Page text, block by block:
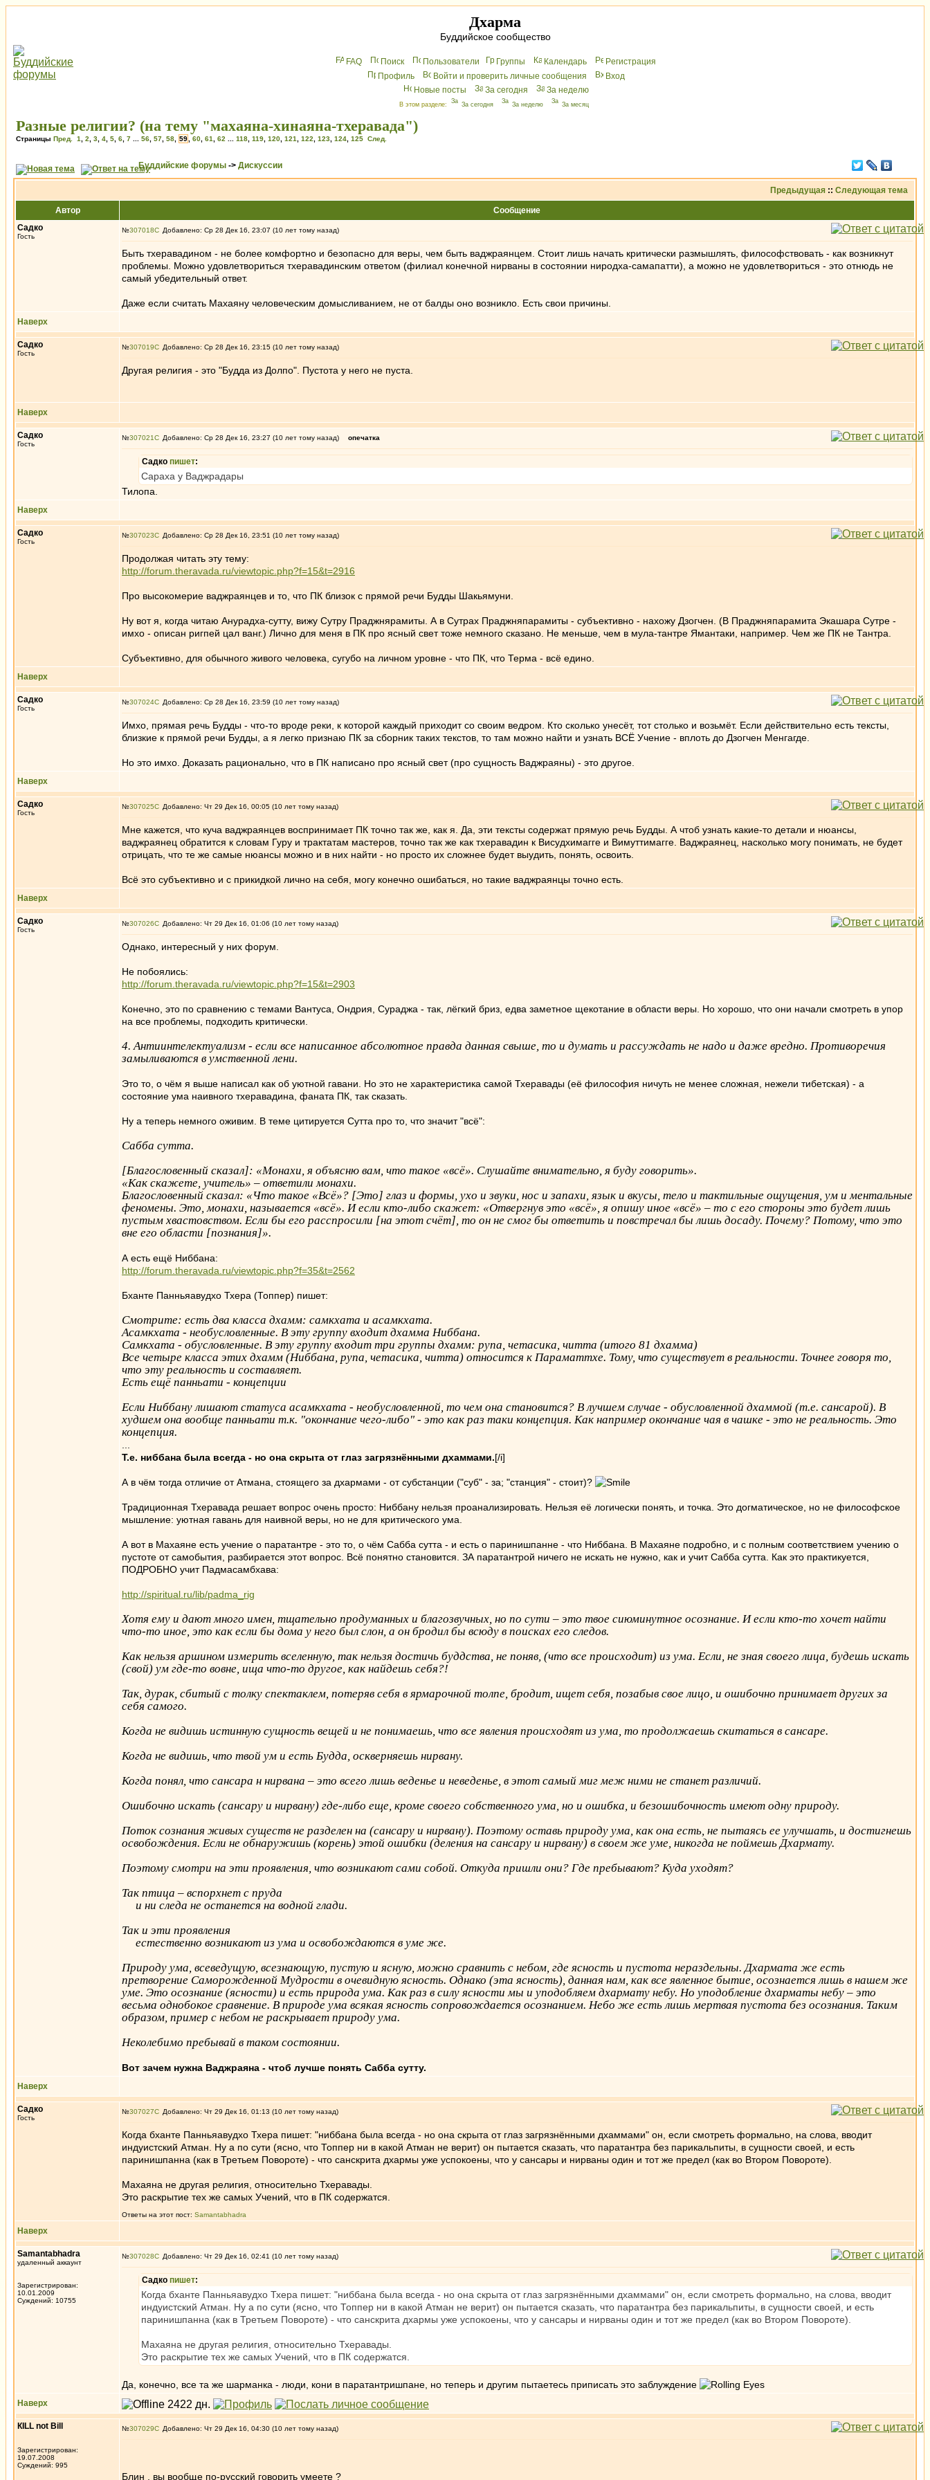
Дхарма
Буддийское сообщество
FAQ Поиск Пользователи Группы Календарь
Peгиcтрaция
Профиль
Войти и проверить личные сообщения
Вхoд
Новые посты
За сегодня За неделю
В этом разделе: За сегодня За неделю За месяц
Разные религии? (на тему "махаяна-хинаяна-тхеравада")
Страницы Пред. 1 2 3 4 5 6 7 56 57 58 59 60 61 62 118 119 120 121 122 123 124 125 След.
Буддийские форумы -> Дискуссии
Предыдущая :: Следующая тема
Автор
Сообщение
Садко
Гость
№307018 Добавлено: Ср 28 Дек 16, 23:07 (10 лет тому назад)
Быть тхеравадином - не более комфортно и безопасно для веры, чем быть ваджраянцем. Стоит лишь начать критически размышлять, философствовать - как возникнут
проблемы. Можно удовлетвориться тхеравадинским ответом (филиал конечной нирваны в состоянии ниродха-самапатти), а можно не удовлетвориться - это отнюдь не
самый убедительный ответ.
Даже если считать Махаяну человеческим домысливанием, не от балды оно возникло. Есть свои причины.
Наверх
Садко
Гость
№307019 Добавлено: Ср 28 Дек 16, 23:15 (10 лет тому назад)
Другая религия - это "Будда из Долпо". Пустота у него не пуста.
Наверх
Садко
Гость
№307021 Добавлено: Ср 28 Дек 16, 23:27 (10 лет тому назад) опечатка
Садко пишет:
Сараха у Ваджрадары
Тилопа.
Наверх
Садко
Гость
№307023 Добавлено: Ср 28 Дек 16, 23:51 (10 лет тому назад)
Продолжая читать эту тему:
http://forum.theravada.ru/viewtopic.php?f=15&t=2916
Про высокомерие ваджраянцев и то, что ПК близок с прямой речи Будды Шакьямуни.
Ну вот я, когда читаю Анурадха-сутту, вижу Сутру Праджнярамиты. А в Сутрах Праджняпарамиты - субъективно - нахожу Дзогчен. (В Праджняпарамита Экашара Сутре -
имхо - описан ригпей цал ванг.) Лично для меня в ПК про ясный свет тоже немного сказано. Не меньше, чем в мула-тантре Ямантаки, например. Чем же ПК не Тантра.
Субъективно, для обычного живого человека, сугубо на личном уровне - что ПК, что Терма - всё едино.
Наверх
Садко
Гость
№307024 Добавлено: Ср 28 Дек 16, 23:59 (10 лет тому назад)
Имхо, прямая речь Будды - что-то вроде реки, к которой каждый приходит со своим ведром. Кто сколько унесёт, тот столько и возьмёт. Если действительно есть тексты,
близкие к прямой речи Будды, а я легко признаю ПК за сборник таких текстов, то там можно найти и узнать ВСЁ Учение - вплоть до Дзогчен Менгагде.
Но это имхо. Доказать рационально, что в ПК написано про ясный свет (про сущность Ваджраяны) - это другое.
Наверх
Садко
Гость
№307025 Добавлено: Чт 29 Дек 16, 00:05 (10 лет тому назад)
Мне кажется, что куча ваджраянцев воспринимает ПК точно так же, как я. Да, эти тексты содержат прямую речь Будды. А чтоб узнать какие-то детали и нюансы,
ваджраянец обратится к словам Гуру и трактатам мастеров, точно так же как тхеравадин к Висудхимагге и Вимуттимагге. Ваджраянец, насколько могу понимать, не будет
отрицать, что те же самые нюансы можно и в них найти - но просто их сложнее будет выудить, понять, освоить.
Всё это субъективно и с прикидкой лично на себя, могу конечно ошибаться, но такие ваджраянцы точно есть.
Наверх
Садко
Гость
№307026 Добавлено: Чт 29 Дек 16, 01:06 (10 лет тому назад)
Однако, интересный у них форум.
Не побоялись:
http://forum.theravada.ru/viewtopic.php?f=15&t=2903
Конечно, это по сравнению с темами Вантуса, Ондрия, Сураджа - так, лёгкий бриз, едва заметное щекотание в области веры. Но хорошо, что они начали смотреть в упор
на все проблемы, подходить критически.
4. Антиинтелектуализм - если все написанное абсолютное правда данная свыше, то и думать и рассуждать не надо и даже вредно. Противоречия
замыливаются в умственной лени.
Это то, о чём я выше написал как об уютной гавани. Но это не характеристика самой Тхеравады (её философия ничуть не менее сложная, нежели тибетская) - а
состояние ума наивного тхеравадина, фаната ПК, так сказать.
Ну а теперь немного оживим. В теме цитируется Сутта про то, что значит "всё":
Сабба сутта.
[Благословенный сказал]: «Монахи, я объясню вам, что такое «всё». Слушайте внимательно, я буду говорить».
«Как скажете, учитель» – ответили монахи.
Благословенный сказал: «Что такое «Всё»? [Это] глаз и формы, ухо и звуки, нос и запахи, язык и вкусы, тело и тактильные ощущения, ум и ментальные
феномены. Это, монахи, называется «всё». И если кто-либо скажет: «Отвергнув это «всё», я опишу иное «всё» – то с его стороны это будет лишь
пустым хвастовством. Если бы его расспросили [на этот счёт], то он не смог бы ответить и повстречал бы лишь досаду. Почему? Потому, что это
вне его области [познания]».
А есть ещё Ниббана:
http://forum.theravada.ru/viewtopic.php?f=35&t=2562
Бханте Панньяавудхо Тхера (Топпер) пишет:
Смотрите: есть два класса дхамм: самкхата и асамкхата.
Асамкхата - необусловленные. В эту группу входит дхамма Ниббана.
Самкхата - обусловленные. В эту группу входит три группы дхамм: рупа, четасика, читта (итого 81 дхамма)
Все четыре класса этих дхамм (Ниббана, рупа, четасика, читта) относится к Параматтхе. Тому, что существует в реальности. Точнее говоря то,
что эту реальность и составляет.
Есть ещё панньати - концепции
Если Ниббану лишают статуса асамкхата - необусловленной, то чем она становится? В лучшем случае - обусловленной дхаммой (т.е. сансарой). В
худшем она вообще панньати т.к. "окончание чего-либо" - это как раз таки концепция. Как например окончание чая в чашке - это не реальность. Это
концепция.
Т.е. ниббана была всегда - но она скрыта от глаз загрязнёнными дхаммами.[/i]
А в чём тогда отличие от Атмана, стоящего за дхармами - от субстанции ("суб" - за; "станция" - стоит)?
Традиционная Тхеравада решает вопрос очень просто: Ниббану нельзя проанализировать. Нельзя её логически понять, и точка. Это догматическое, но не философское
мышление: уютная гавань для наивной веры, но не для критического ума.
А вот в Махаяне есть учение о паратантре - это то, о чём Сабба сутта - и есть о паринишпанне - что Ниббана. В Махаяне подробно, и с полным соответствием учению о
пустоте от самобытия, разбирается этот вопрос. Всё понятно становится. ЗА паратантрой ничего не искать не нужно, как и учит Сабба сутта. Как это практикуется,
ПОДРОБНО учит Падмасамбхава:
http://spiritual.ru/lib/padma_rig
Хотя ему и дают много имен, тщательно продуманных и благозвучных, но по сути – это твое сиюминутное осознание. И если кто-то хочет найти
что-то иное, это как если бы дома у него был слон, а он бродил бы всюду в поисках его следов.
Как нельзя аршином измерить вселенную, так нельзя достичь буддства, не поняв, (что все происходит) из ума. Если, не зная своего лица, будешь искать
(свой) ум где-то вовне, ища что-то другое, как найдешь себя?!
Так, дурак, сбитый с толку спектаклем, потеряв себя в ярмарочной толпе, бродит, ищет себя, позабыв свое лицо, и ошибочно принимает других за
себя самого.
Когда не видишь истинную сущность вещей и не понимаешь, что все явления происходят из ума, то продолжаешь скитаться в сансаре.
Когда не видишь, что твой ум и есть Будда, оскверняешь нирвану.
Когда понял, что сансара н нирвана – это всего лишь веденье и неведенье, в этот самый миг меж ними не станет различий.
Ошибочно искать (сансару и нирвану) где-либо еще, кроме своего собственного ума, но и ошибка, и безошибочность имеют одну природу.
Поток сознания живых существ не разделен на (сансару и нирвану). Поэтому оставь природу ума, как она есть, не пытаясь ее улучшать, и достигнешь
освобождения. Если не обнаружишь (корень) этой ошибки (деления на сансару и нирвану) в своем же уме, никогда не поймешь Дхармату.
Поэтому смотри на эти проявления, что возникают сами собой. Откуда пришли они? Где пребывают? Куда уходят?
Так птица – вспорхнет с пруда
и ни следа не останется на водной глади.
Так и эти проявления
естественно возникают из ума и освобождаются в уме же.
Природу ума, всеведущую, всезнающую, пустую и ясную, можно сравнить с небом, где ясность и пустота нераздельны. Дхармата же есть
претворение Саморожденной Мудрости в очевидную ясность. Однако (эта ясность), данная нам, как все явленное бытие, осознается лишь в нашем же
уме. Это осознание (ясности) и есть природа ума. Как раз в силу ясности мы и уподобляем дхармату небу. Но уподобление дхарматы небу – это
весьма однобокое сравнение. В природе ума всякая ясность сопровождается осознанием. Небо же есть лишь мертвая пустота без осознания. Таким
образом, пример с небом не раскрывает природу ума.
Неколебимо пребывай в таком состоянии.
Вот зачем нужна Ваджраяна - чтоб лучше понять Сабба сутту.
Наверх
Садко
Гость
№307027 Добавлено: Чт 29 Дек 16, 01:13 (10 лет тому назад)
Когда бханте Панньяавудхо Тхера пишет: "ниббана была всегда - но она скрыта от глаз загрязнёнными дхаммами" он, если смотреть формально, на слова, вводит
индуистский Атман. Ну а по сути (ясно, что Топпер ни в какой Атман не верит) он пытается сказать, что паратантра без парикальпиты, в сущности своей, и есть
паринишпанна (как в Третьем Повороте) - что санскрита дхармы уже успокоены, что у сансары и нирваны один и тот же предел (как во Втором Повороте).
Махаяна не другая религия, относительно Тхеравады.
Это раскрытие тех же самых Учений, что в ПК содержатся.
Ответы на этот пост: Samantabhadra
Наверх
Samantabhadra
удаленный аккаунт
Зарегистрирован:
10.01.2009
Суждений: 10755
№307028 Добавлено: Чт 29 Дек 16, 02:41 (10 лет тому назад)
Садко пишет:
Когда бханте Панньяавудхо Тхера пишет: "ниббана была всегда - но она скрыта от глаз загрязнёнными дхаммами" он, если смотреть формально, на слова, вводит
индуистский Атман. Ну а по сути (ясно, что Топпер ни в какой Атман не верит) он пытается сказать, что паратантра без парикальпиты, в сущности своей, и есть
паринишпанна (как в Третьем Повороте) - что санскрита дхармы уже успокоены, что у сансары и нирваны один и тот же предел (как во Втором Повороте).
Махаяна не другая религия, относительно Тхеравады.
Это раскрытие тех же самых Учений, что в ПК содержатся.
Да, конечно, все та же шарманка - люди, кони в паратантришпане, но теперь и другим пытаетесь приписать это заблуждение
Наверх
КILL not Вill
Зарегистрирован:
19.07.2008
Суждений: 995
№307029 Добавлено: Чт 29 Дек 16, 04:30 (10 лет тому назад)
Блин , вы вообще по-русский говорить умеете ?